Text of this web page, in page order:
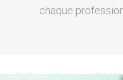
chaque